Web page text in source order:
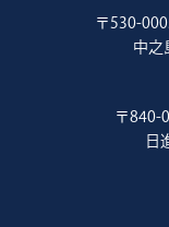
〒530-
中之
〒840-
日